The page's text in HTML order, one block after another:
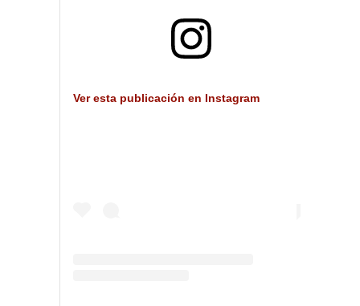
Ver esta publicación en Instagram